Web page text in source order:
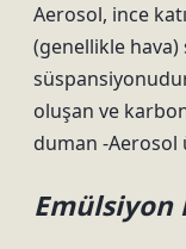
Aerosol, ince
(genellikle hava)
oluşan ve
duman -Aerosol
Emülsiyon